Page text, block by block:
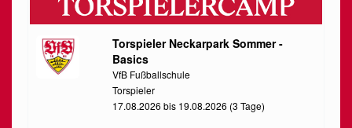
Torspieler Neckarpark Sommer -
Basics
VfB Fußballschule
Torspieler
17.08.2026 bis 19.08.2026 (3 Tage)